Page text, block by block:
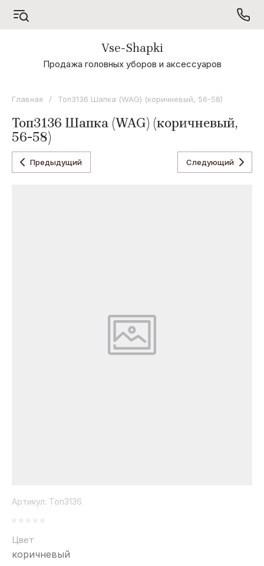
А - Я
Odyssey
Коллекция
Oxygon
Коллекция
Flamenco
Vse-Shapki
Продажа головных уборов и аксессуаров
Главная / Топ3136 Шапка (WAG) (коричневый, 56-58)
Топ3136 Шапка (WAG) (коричневый,
56-58)
Предыдущий Следующий
Артикул: Топ3136
Цвет
коричневый